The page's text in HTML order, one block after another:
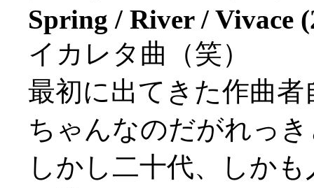
Spring / River / Vivace
イカレタ曲（笑）
最初に出てきた作曲
ちゃんなのだがれっ
しかし二十代、しか